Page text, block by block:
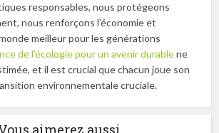
responsables, nous protégeons
nous renforçons l’économie et
meilleur pour les générations
de l’écologie pour un avenir durablene
et il est crucial que chacun joue son
environnementale cruciale.
aimerez aussi